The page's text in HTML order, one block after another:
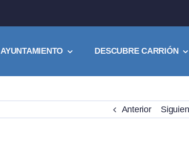
AYUNTAMIENTO DESCUBRE CARRIÓN
Anterior